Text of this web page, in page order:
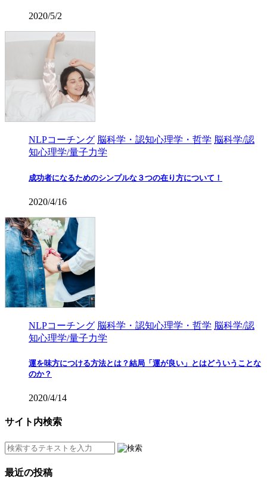
2020/5/2
NLPコーチング 脳科学・認知心理学・哲学 脳科学/認
知心理学/量子力学
成功者になるためのシンプルな３つの在り方について！
2020/4/16
NLPコーチング 脳科学・認知心理学・哲学 脳科学/認
知心理学/量子力学
運を味方につける方法とは？結局「運が良い」とはどういうことな
のか？
2020/4/14
サイト内検索
最近の投稿